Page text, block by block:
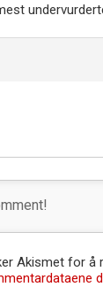
Akismet for å